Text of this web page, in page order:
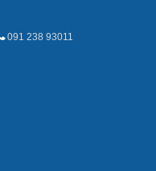
091 238 93011